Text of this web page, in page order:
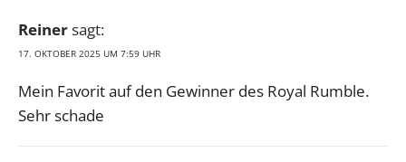
Reinersagt:
17. OKTOBER 2025 UM 7:59 UHR
Mein Favorit auf den Gewinner des Royal Rumble.
Sehr schade